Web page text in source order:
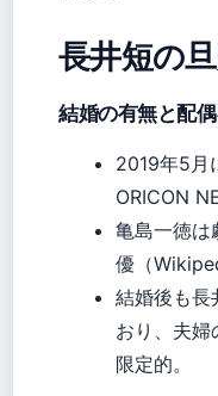
長井短の
結婚の有無と配
2019年5月
ORICON
亀島一徳は
優（
結婚後も長
おり、夫婦
限定的。